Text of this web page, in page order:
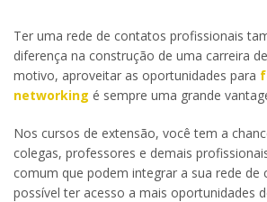
Ter uma rede de contatos profissionais
diferença na construção de uma carreira
motivo, aproveitar as oportunidades para
networking é sempre uma grande
Nos cursos de extensão, você tem a
colegas, professores e demais
comum que podem integrar a sua rede de
possível ter acesso a mais oportunidades